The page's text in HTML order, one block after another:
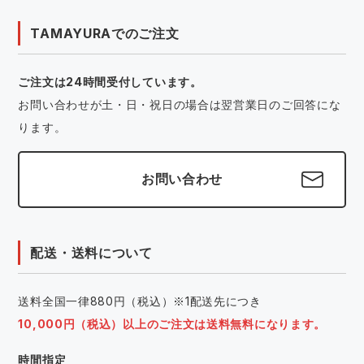
TAMAYURAでのご注文
ご注文は24時間受付しています。
お問い合わせが土・日・祝日の場合は翌営業日のご回答にな
ります。
お問い合わせ
配送・送料について
送料全国一律880円（税込）※1配送先につき
10,000円（税込）以上のご注文は送料無料になります。
時間指定